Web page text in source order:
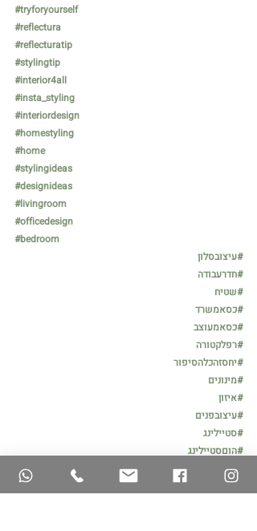
#tryforyourself
#reflectura
#reflecturatip
#stylingtip
#interior4all
#insta_styling
#interiordesign
#homestyling
#home
#stylingideas
#designideas
#livingroom
#officedesign
#bedroom
#עיצובסלון
#חדרעבודה
#שטיח
#כסאמשרד
#כסאמעוצב
#רפלקטורה
#יחסזהכלהסיפור
#מינונים
#איזון
#עיצובפנים
#סטיילינג
#הוםסטיילינג